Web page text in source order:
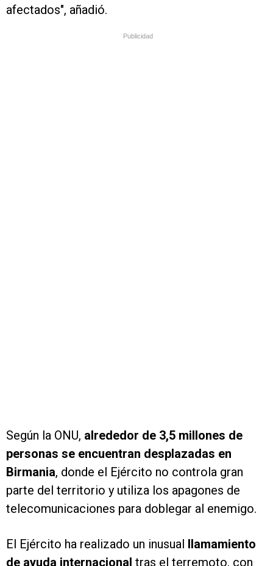
afectados", añadió.
Publicidad
Según la ONU, alrededor de 3,5 millones de
personas se encuentran desplazadas en
Birmania, donde el Ejército no controla gran
parte del territorio y utiliza los apagones de
telecomunicaciones para doblegar al enemigo.
El Ejército ha realizado un inusual llamamiento
de ayuda internacional tras el terremoto, con